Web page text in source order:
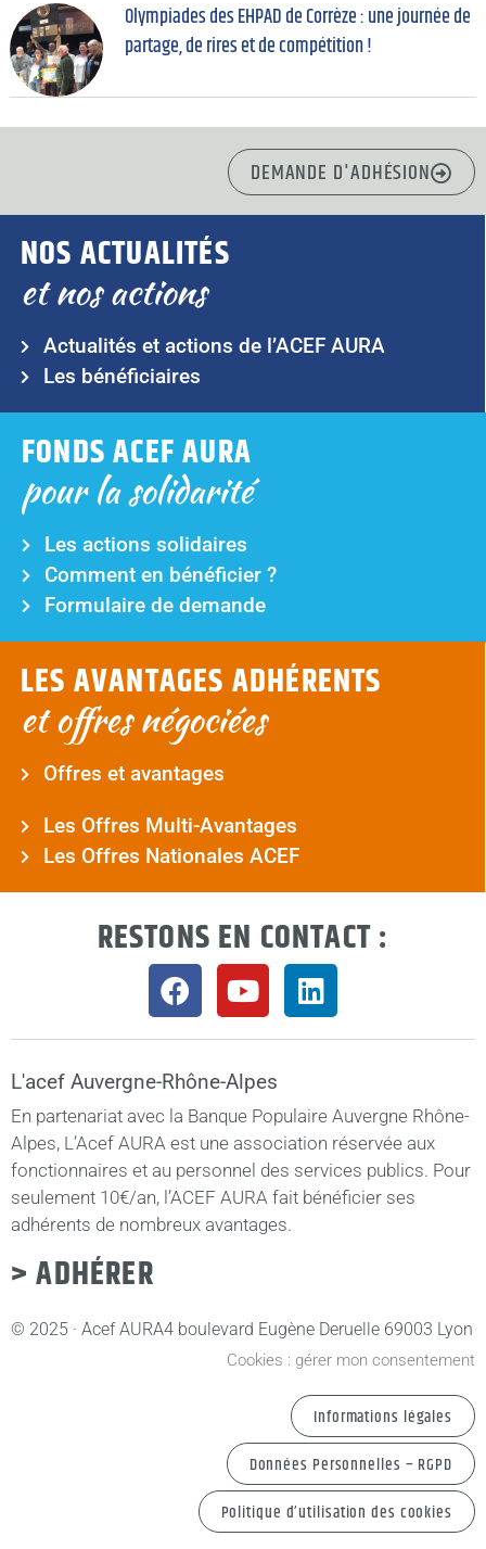
Olympiades des EHPAD de Corrèze : une journée de
partage, de rires et de compétition !
DEMANDE D'ADHÉSION
NOS ACTUALITÉS
et nos actions
Actualités et actions de l’ACEF AURA
Les bénéficiaires
FONDS ACEF AURA
pour la solidarité
Les actions solidaires
Comment en bénéficier ?
Formulaire de demande
LES AVANTAGES ADHÉRENTS
et offres négociées
Offres et avantages
Les Offres Multi-Avantages
Les Offres Nationales ACEF
RESTONS EN CONTACT :
L'acef Auvergne-Rhône-Alpes
En partenariat avec la Banque Populaire Auvergne Rhône-
Alpes, L’Acef AURA est une association réservée aux
fonctionnaires et au personnel des services publics. Pour
seulement 10€/an, l’ACEF AURA fait bénéficier ses
adhérents de nombreux avantages.
> ADHÉRER
© 2025 · Acef AURA4 boulevard Eugène Deruelle 69003 Lyon
Cookies : gérer mon consentement
Informations légales
Données Personnelles – RGPD
Politique d’utilisation des cookies